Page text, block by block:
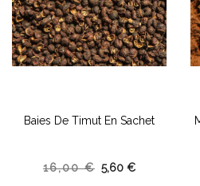
Baies De Timut En Sachet
16,00 € 5,60 €